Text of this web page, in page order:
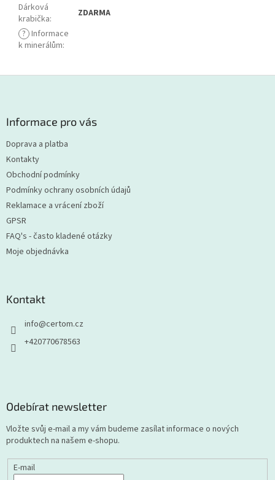
Dárková
krabička:
ZDARMA
? Informace
k minerálům:
Informace pro vás
Doprava a platba
Kontakty
Obchodní podmínky
Podmínky ochrany osobních údajů
Reklamace a vrácení zboží
GPSR
FAQ's - často kladené otázky
Moje objednávka
Kontakt
info@certom.cz
+420770678563
Odebírat newsletter
Vložte svůj e-mail a my vám budeme zasílat informace o nových
produktech na našem e-shopu.
E-mail